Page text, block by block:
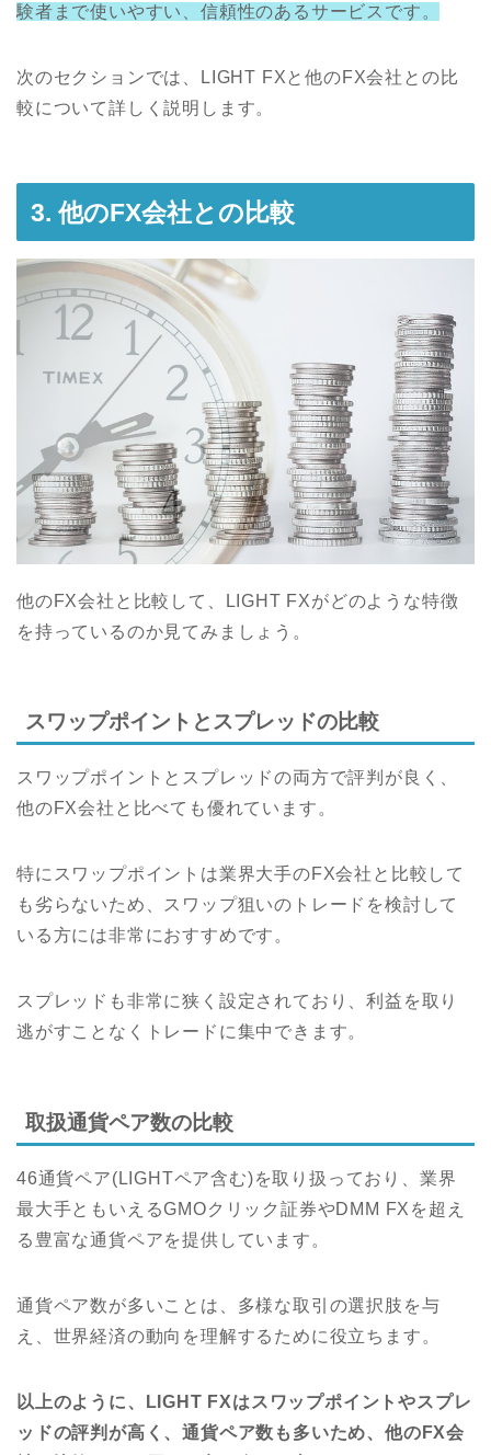
験者まで使いやすい、信頼性のあるサービスです。
次のセクションでは、LIGHT FXと他のFX会社との比
較について詳しく説明します。
3. 他のFX会社との比較
他のFX会社と比較して、LIGHT FXがどのような特徴
を持っているのか見てみましょう。
スワップポイントとスプレッドの比較
スワップポイントとスプレッドの両方で評判が良く、
他のFX会社と比べても優れています。
特にスワップポイントは業界大手のFX会社と比較して
も劣らないため、スワップ狙いのトレードを検討して
いる方には非常におすすめです。
スプレッドも非常に狭く設定されており、利益を取り
逃がすことなくトレードに集中できます。
取扱通貨ペア数の比較
46通貨ペア(LIGHTペア含む)を取り扱っており、業界
最大手ともいえるGMOクリック証券やDMM FXを超え
る豊富な通貨ペアを提供しています。
通貨ペア数が多いことは、多様な取引の選択肢を与
え、世界経済の動向を理解するために役立ちます。
以上のように、LIGHT FXはスワップポイントやスプレ
ッドの評判が高く、通貨ペア数も多いため、他のFX会